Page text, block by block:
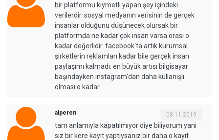
bir platformu kıymetli yapan şey içindeki
verilerdir. sosyal medyanın verisinin de gerçek
insanlar olduğunu düşünecek olursak bir
platformda ne kadar çok insan varsa orası o
kadar değerlidir. facebook'ta artık kurumsal
şirketlerin reklamları kadar bile gerçek insan
paylaşımı kalmadı. en büyük artısı bilgisayar
başındayken instagram'dan daha kullanışlı
olması o kadar
alperen 08.11.2019
tam anlamıyla kapatılmıyor diye biliyorum yani
siz bir kere kayıt yaptıysanız bir daha o kayıt